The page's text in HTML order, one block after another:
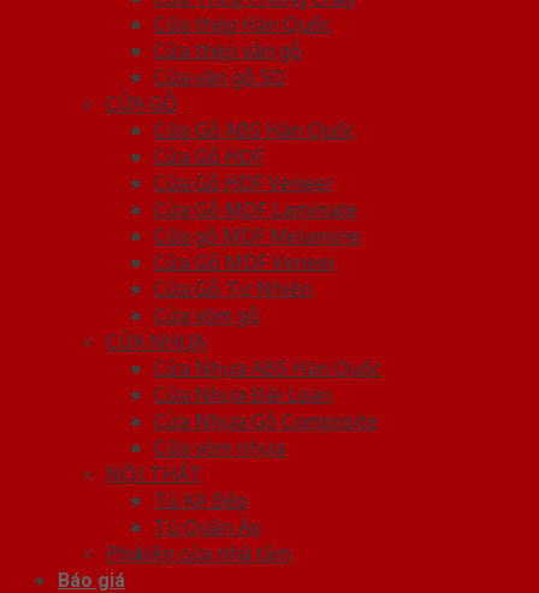
Cửa thép Hàn Quốc
Cửa thép vân gỗ
Cửa vân gỗ 5D
CỬA GỖ
Cửa Gỗ ABS Hàn Quốc
Cửa Gỗ HDF
Cửa Gỗ HDF Veneer
Cửa Gỗ MDF Laminate
Cửa gỗ MDF Melamine
Cửa Gỗ MDF Veneer
Cửa Gỗ Tự Nhiên
Cửa vòm gỗ
CỬA NHỰA
Cửa Nhựa ABS Hàn Quốc
Cửa Nhựa Đài Loan
Cửa Nhựa Gỗ Composite
Cửa vòm nhựa
NỘI THẤT
Tủ Kệ Bếp
Tủ Quần Áo
Phụ kiện cửa nhà tắm
Báo giá